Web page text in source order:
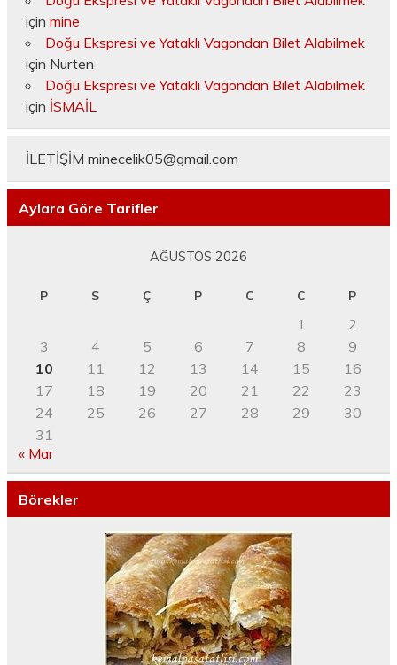
için mine
Doğu Ekspresi ve Yataklı Vagondan Bilet Alabilmek
için Nurten
Doğu Ekspresi ve Yataklı Vagondan Bilet Alabilmek
için İSMAİL
İLETİŞİM minecelik05@gmail.com
Aylara Göre Tarifler
AĞUSTOS 2026
P S Ç P C C P
1
2
3
4 5 6 7 8
9
10
11 12 13 14 15
16
17
18 19 20 21 22
23
24
25 26 27 28 29
30
31
« Mar
Börekler